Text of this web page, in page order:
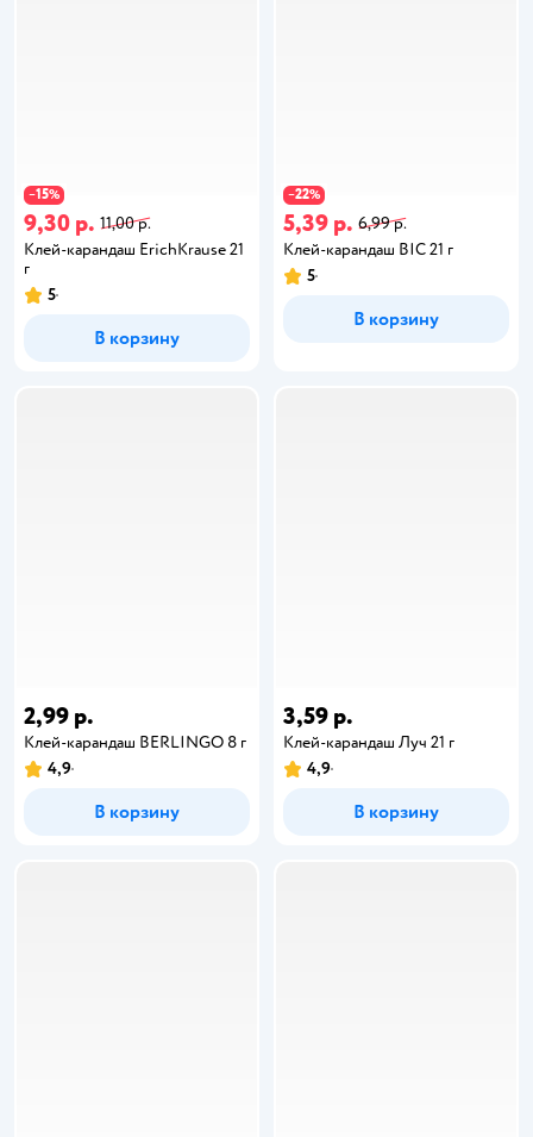
−15%
9,30 р. 11,00 р.
Клей-карандаш ErichKrause 21
г
5
В корзину
−22%
5,39 р. 6,99 р.
Клей-карандаш BIC 21 г
5
В корзину
2,99 р.
Клей-карандаш BERLINGO 8 г
4,9
В корзину
3,59 р.
Клей-карандаш Луч 21 г
4,9
В корзину